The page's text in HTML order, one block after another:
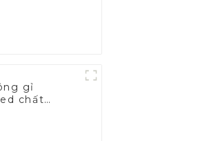
gỉ
chất